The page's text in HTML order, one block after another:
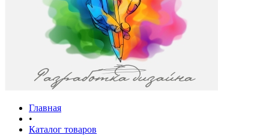
Главная
•
Каталог товаров